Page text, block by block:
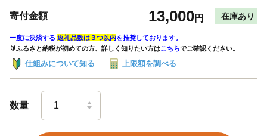
寄付金額 13,000円 在庫あり
一度に決済する 返礼品数は３つ以内を推奨しております。
🔰ふるさと納税が初めての方、詳しく知りたい方はこちらでご確認ください。
仕組みについて知る 上限額を調べる
数量